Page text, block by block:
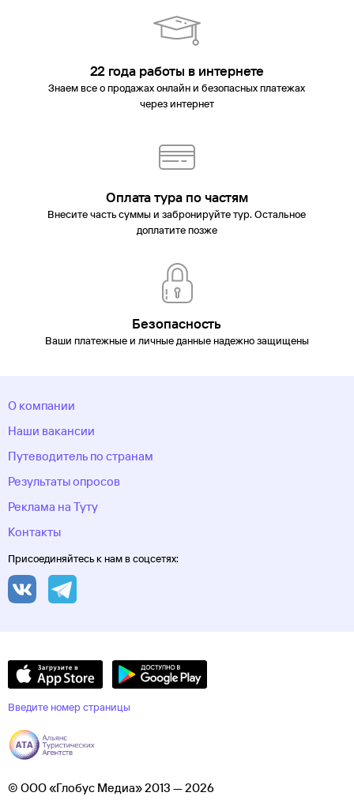
22 года работы в интернете
Знаем все о продажах онлайн и безопасных платежах
через интернет
Оплата тура по частям
Внесите часть суммы и забронируйте тур. Остальное
доплатите позже
Безопасность
Ваши платежные и личные данные надежно защищены
О компании
Наши вакансии
Путеводитель по странам
Результаты опросов
Реклама на Туту
Контакты
Присоединяйтесь к нам в соцсетях:
Введите номер страницы
© ООО «Глобус Медиа» 2013 — 2026